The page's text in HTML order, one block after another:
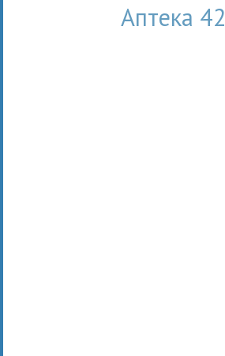
Аптека 42